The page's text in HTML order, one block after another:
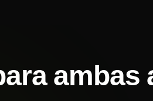
ambas